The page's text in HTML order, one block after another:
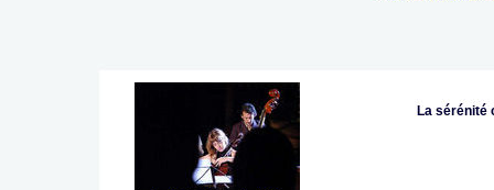
La sérénité